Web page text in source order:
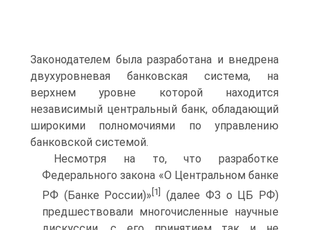
Законодателем была разработана и внедрена
двухуровневая банковская система, на
верхнем уровне которой находится
независимый центральный банк, обладающий
широкими полномочиями по управлению
банковской системой.
Несмотря на то, что разработке
Федерального закона «О Центральном банке
РФ (Банке России)» [1]
(далее ФЗ о ЦБ РФ)
предшествовали многочисленные научные